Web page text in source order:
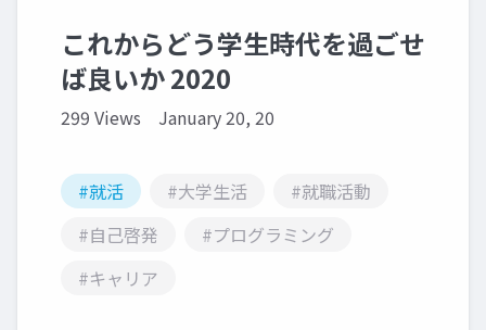
これからどう学生時代を過ごせ
ば良いか 2020
299 Views January 20, 20
#就活 #大学生活
#就職活動
#自己啓発
#プログラミング
#キャリア